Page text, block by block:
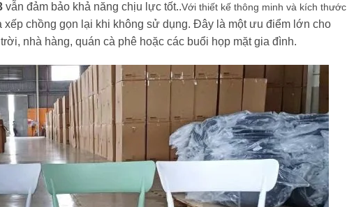
vẫn đảm bảo khả năng chịu lực tốt..Với thiết kế thông minh và kích thước
chồng gọn lại khi không sử dụng. Đây là một ưu điểm lớn cho
nhà hàng, quán cà phê hoặc các buổi họp mặt gia đình.